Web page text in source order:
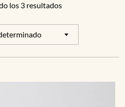
los 3 resultados